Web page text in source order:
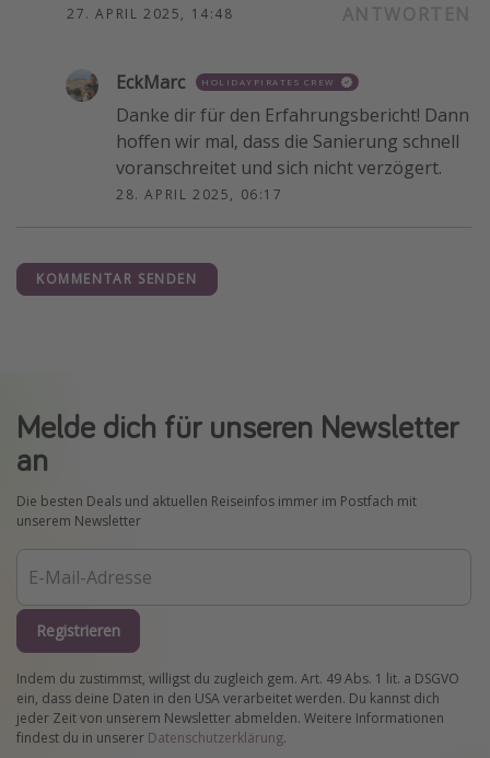
27. APRIL 2025, 14:48
EckMarc HOLIDAYPIRATES CREW
Danke dir für den Erfahrungsbericht! Dann
hoffen wir mal, dass die Sanierung schnell
voranschreitet und sich nicht verzögert.
28. APRIL 2025, 06:17
KOMMENTAR SENDEN
Melde dich für unseren Newsletter
an
Die besten Deals und aktuellen Reiseinfos immer im Postfach mit
unserem Newsletter
Registrieren
Indem du zustimmst, willigst du zugleich gem. Art. 49 Abs. 1 lit. a DSGVO
ein, dass deine Daten in den USA verarbeitet werden. Du kannst dich
jeder Zeit von unserem Newsletter abmelden. Weitere Informationen
findest du in unserer Datenschutzerklärung.